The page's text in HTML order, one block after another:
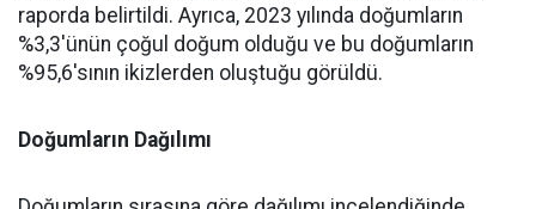
raporda belirtildi. Ayrıca, 2023 yılında doğumların
%3,3'ünün çoğul doğum olduğu ve bu doğumların
%95,6'sının ikizlerden oluştuğu görüldü.
Doğumların Dağılımı